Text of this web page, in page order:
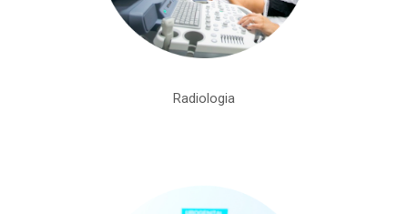
Radiologia